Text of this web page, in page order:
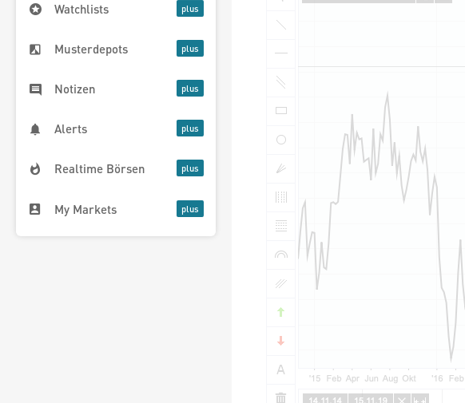
Watchlists
Musterdepots
Notizen
Alerts
Realtime Börsen
My Markets